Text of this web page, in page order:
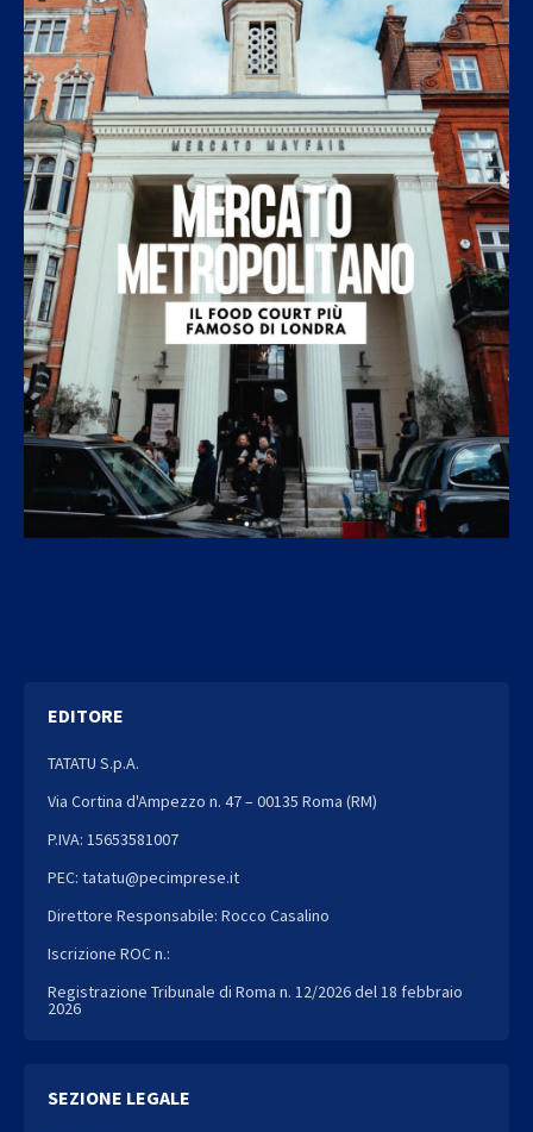
EDITORE
TATATU S.p.A.
Via Cortina d'Ampezzo n. 47 – 00135 Roma (RM)
P.IVA: 15653581007
PEC: tatatu@pecimprese.it
Direttore Responsabile: Rocco Casalino
Iscrizione ROC n.:
Registrazione Tribunale di Roma n. 12/2026 del 18 febbraio
2026
SEZIONE LEGALE